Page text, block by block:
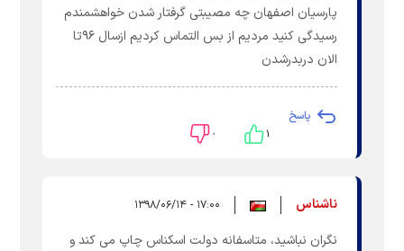
پارسیان اصفهان چه مصیبتی گرفتار شدن خواهشمندم
رسیدگی کنید مردیم از بس التماس کردیم ازسال ۹۶تا
الان دربدرشدن
پاسخ
۱ ۰
ناشناس ۱۷:۰۰ - ۱۳۹۸/۰۶/۱۴
نگران نباشید، متاسفانه دولت اسکناس چاپ می کند و